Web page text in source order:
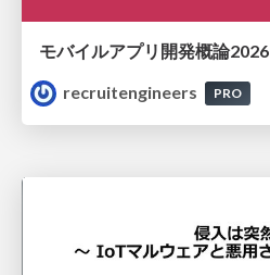
モバイルアプリ開発概論2026
recruitengineers
PRO